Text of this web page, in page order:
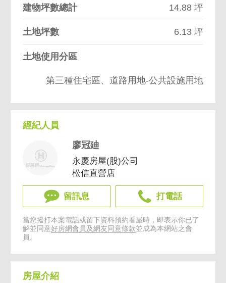
建物坪數總計 14.88 坪
土地坪數 6.13 坪
土地使用分區
第三種住宅區、道路用地-公共設施用地
經紀人員
廖冠廸
永慶房屋(股)公司
松信直營店
留訊息 打電話
當您撥打本案電話或留下資料預約看屋時，即表示你已了
解並同意好房網會員及網友同意條款並成為本網站之會
員。
房屋介紹